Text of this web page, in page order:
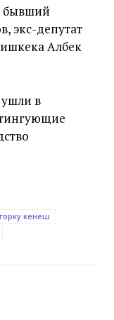
бывший
экс-депутат
Албек
в
кенеш